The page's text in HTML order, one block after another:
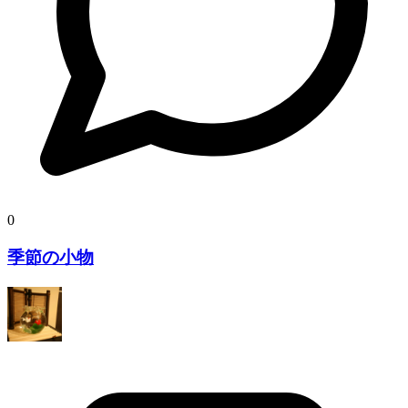
0
季節の小物